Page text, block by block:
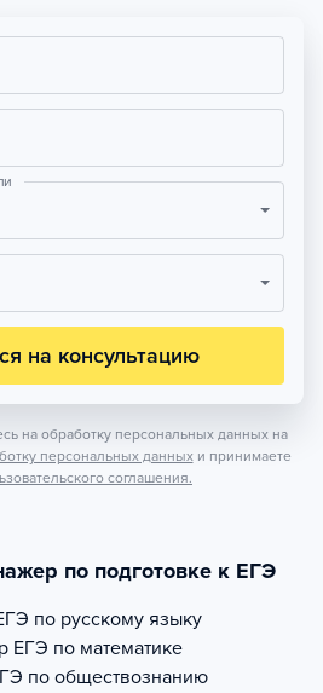
на консультацию
на обработку персональных данных на
персональных данных и принимаете
соглашения.
по подготовке к ЕГЭ
по русскому языку
ЕГЭ по математике
по обществознанию